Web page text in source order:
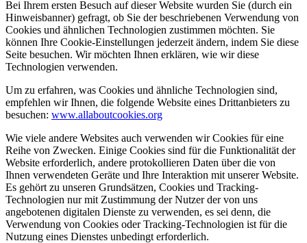
Bei Ihrem ersten Besuch auf dieser Website wurden Sie (durch ein
Hinweisbanner) gefragt, ob Sie der beschriebenen Verwendung von
Cookies und ähnlichen Technologien zustimmen möchten. Sie
können Ihre Cookie-Einstellungen jederzeit ändern, indem Sie diese
Seite besuchen. Wir möchten Ihnen erklären, wie wir diese
Technologien verwenden.
Um zu erfahren, was Cookies und ähnliche Technologien sind,
empfehlen wir Ihnen, die folgende Website eines Drittanbieters zu
besuchen: www.allaboutcookies.org
Wie viele andere Websites auch verwenden wir Cookies für eine
Reihe von Zwecken. Einige Cookies sind für die Funktionalität der
Website erforderlich, andere protokollieren Daten über die von
Ihnen verwendeten Geräte und Ihre Interaktion mit unserer Website.
Es gehört zu unseren Grundsätzen, Cookies und Tracking-
Technologien nur mit Zustimmung der Nutzer der von uns
angebotenen digitalen Dienste zu verwenden, es sei denn, die
Verwendung von Cookies oder Tracking-Technologien ist für die
Nutzung eines Dienstes unbedingt erforderlich.